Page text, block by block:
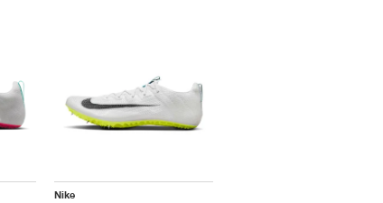
Nike